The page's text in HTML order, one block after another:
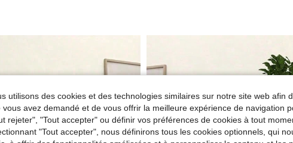
utilisons des cookies et des technologies similaires sur notre site web afin
vous avez demandé et de vous offrir la meilleure expérience de navigation
rejeter", "Tout accepter" ou définir vos préférences de cookies à tout
"Tout accepter", nous définirons tous les cookies optionnels, qui